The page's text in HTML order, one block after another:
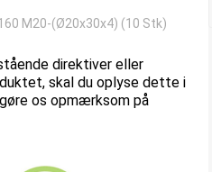
M20-(Ø20x30x4) (10 Stk)
direktiver eller
skal du oplyse dette i
os opmærksom på